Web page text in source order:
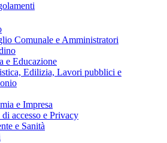
Comunale e Amministratori
e Educazione
Edilizia, Lavori pubblici e
e Impresa
accesso e Privacy
e Sanità